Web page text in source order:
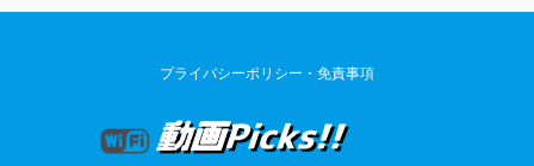
プライバシーポリシー・免責事項